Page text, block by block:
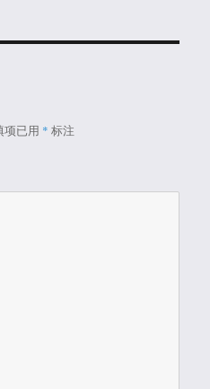
项已用 * 标注